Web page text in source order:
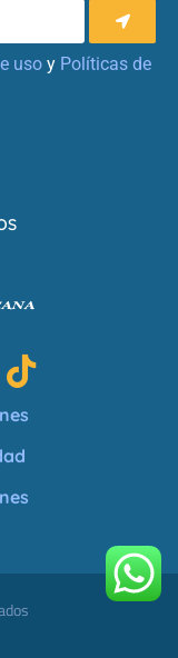
uso y Políticas de